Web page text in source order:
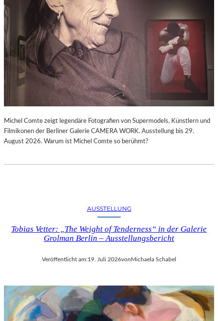
Michel Comte zeigt legendäre Fotografien von Supermodels, Künstlern und
Filmikonen der Berliner Galerie CAMERA WORK. Ausstellung bis 29.
August 2026. Warum ist Michel Comte so berühmt?
AUSSTELLUNG
Tobias Vetter: „The Weight of Tenderness“ in der Galerie
Grolman Berlin – Ausstellungsbericht
Veröffentlicht am:19. Juli 2026von Michaela Schabel